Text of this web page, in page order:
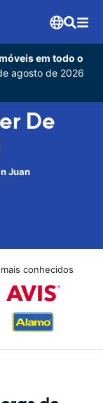
em todo o
agosto de 2026
De
Juan
conhecidos